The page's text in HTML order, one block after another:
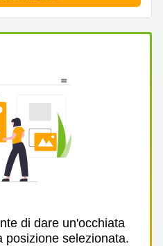
di dare un'occhiata
posizione selezionata.